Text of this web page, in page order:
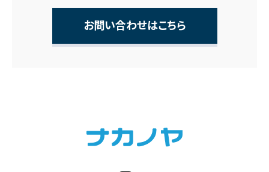
お問い合わせはこちら